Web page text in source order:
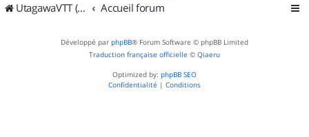
UtagawaVTT (Randos VTT et VTTAE avec traces GPS) Accueil forum
Développé par phpBB® Forum Software © phpBB Limited
Traduction française officielle © Qiaeru
Optimized by: phpBB SEO
Confidentialité | Conditions